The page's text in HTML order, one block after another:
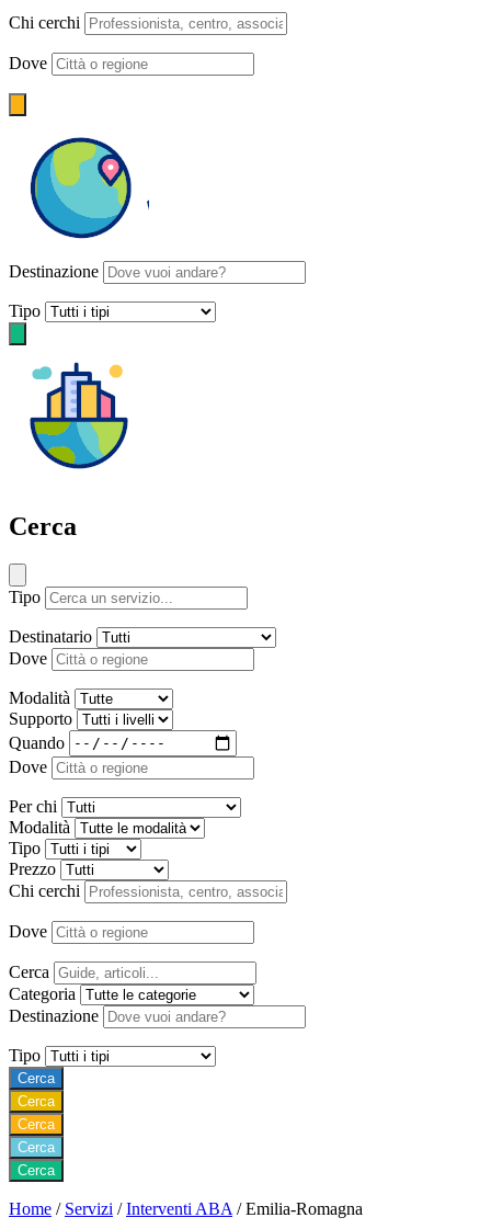
Chi cerchi
Dove
Destinazione
Tipo
Cerca
Tipo
Destinatario
Dove
Modalità
Supporto
Quando
Dove
Per chi
Modalità
Tipo
Prezzo
Chi cerchi
Dove
Cerca
Categoria
Destinazione
Tipo
Cerca
Cerca
Cerca
Cerca
Cerca
Home / Servizi / Interventi ABA / Emilia-Romagna